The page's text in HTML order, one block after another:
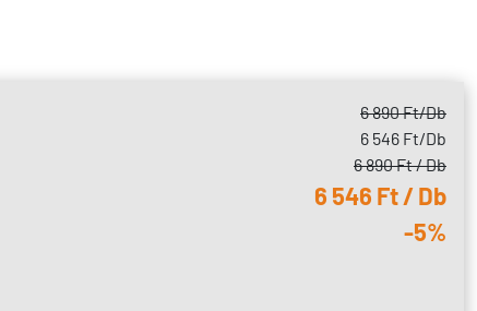
6 890 Ft/Db
6 546 Ft/Db
6 890 Ft / Db
6 546 Ft / Db
-5%